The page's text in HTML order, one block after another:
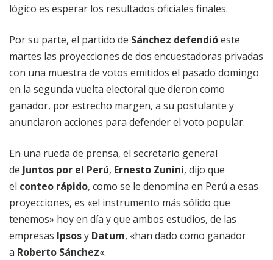
lógico es esperar los resultados oficiales finales.
Por su parte, el partido de Sánchez defendióeste
martes las proyecciones de dos encuestadoras privadas
con una muestra de votos emitidos el pasado domingo
en la segunda vuelta electoral que dieron como
ganador, por estrecho margen, a su postulante y
anunciaron acciones para defender el voto popular.
En una rueda de prensa, el secretario general
de Juntos por el Perú, Ernesto Zunini, dijo que
el conteo rápido, como se le denomina en Perú a esas
proyecciones, es «el instrumento más sólido que
tenemos» hoy en día y que ambos estudios, de las
empresas Ipsosy Datum, «han dado como ganador
a Roberto Sánchez«.